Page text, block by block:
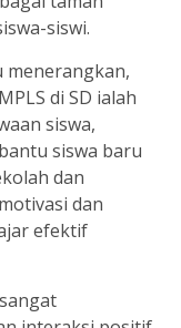
siswi.
menerangkan,
di SD ialah
siswa,
siswa baru
dan
dan
efektif